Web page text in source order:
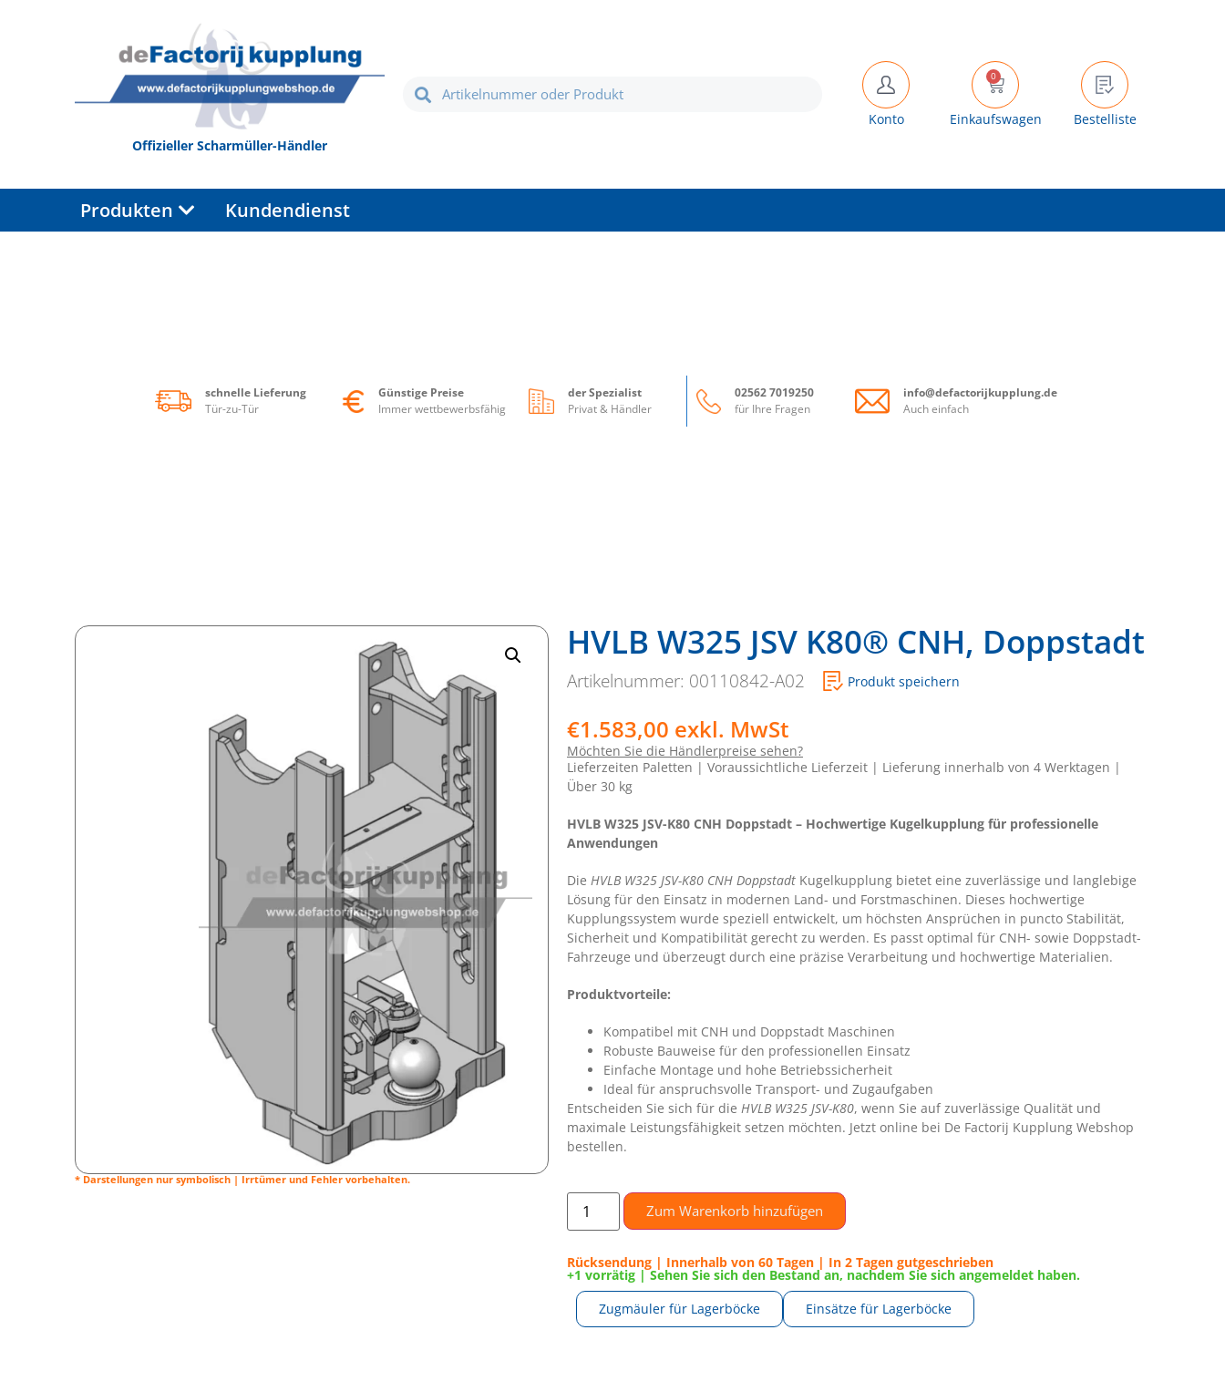
Offizieller Scharmüller-Händler
Konto
0
Einkaufswagen Bestelliste
Produkten Kundendienst
schnelle Lieferung
Tür-zu-Tür
Günstige Preise
Immer wettbewerbsfähig
der Spezialist
Privat & Händler
02562 7019250
für Ihre Fragen
info@defactorijkupplung.de
Auch einfach
* Darstellungen nur symbolisch | Irrtümer und Fehler vorbehalten.
HVLB W325 JSV K80® CNH, Doppstadt
Artikelnummer: 00110842-A02 Produkt speichern
€1.583,00 exkl. MwSt
Möchten Sie die Händlerpreise sehen?
Lieferzeiten Paletten | Voraussichtliche Lieferzeit | Lieferung innerhalb von 4 Werktagen |
Über 30 kg
HVLB W325 JSV-K80 CNH Doppstadt – Hochwertige Kugelkupplung für professionelle
Anwendungen
Die HVLB W325 JSV-K80 CNH Doppstadt Kugelkupplung bietet eine zuverlässige und langlebige
Lösung für den Einsatz in modernen Land- und Forstmaschinen. Dieses hochwertige
Kupplungssystem wurde speziell entwickelt, um höchsten Ansprüchen in puncto Stabilität,
Sicherheit und Kompatibilität gerecht zu werden. Es passt optimal für CNH- sowie Doppstadt-
Fahrzeuge und überzeugt durch eine präzise Verarbeitung und hochwertige Materialien.
Produktvorteile:
Kompatibel mit CNH und Doppstadt Maschinen
Robuste Bauweise für den professionellen Einsatz
Einfache Montage und hohe Betriebssicherheit
Ideal für anspruchsvolle Transport- und Zugaufgaben
Entscheiden Sie sich für die HVLB W325 JSV-K80, wenn Sie auf zuverlässige Qualität und
maximale Leistungsfähigkeit setzen möchten. Jetzt online bei De Factorij Kupplung Webshop
bestellen.
Zum Warenkorb hinzufügen
Rücksendung | Innerhalb von 60 Tagen | In 2 Tagen gutgeschrieben
+1 vorrätig | Sehen Sie sich den Bestand an, nachdem Sie sich angemeldet haben.
Zugmäuler für Lagerböcke
Einsätze für Lagerböcke